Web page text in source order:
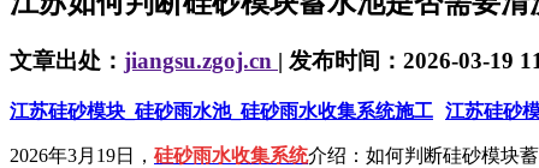
文章出处： jiangsu.zgoj.cn | 发布时间：2026-03-19
江苏硅砂模块_硅砂雨水池_硅砂雨水收集系统施工 江苏硅砂
2026年3月19日， 硅砂雨水收集系统介绍：如何判断硅砂模块